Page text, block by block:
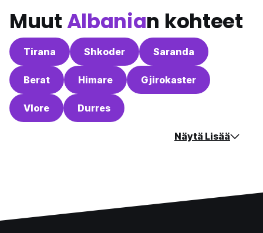
MuutAlbanian kohteet
Tirana Shkoder Saranda
Berat Himare Gjirokaster
Vlore Durres
Näytä Lisää